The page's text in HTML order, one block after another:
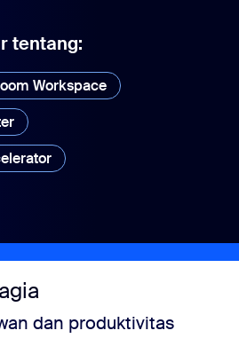
tentang:
Workspace
dan produktivitas